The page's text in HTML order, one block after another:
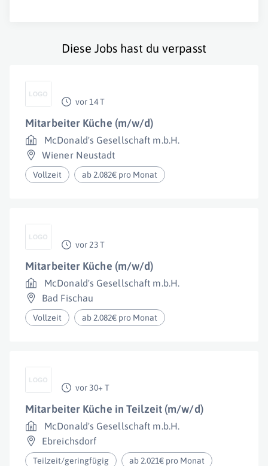
Diese Jobs hast du verpasst
vor 14 T
Mitarbeiter Küche (m/w/d)
McDonald's Gesellschaft m.b.H.
Wiener Neustadt
Vollzeit ab 2.082€ pro Monat
vor 23 T
Mitarbeiter Küche (m/w/d)
McDonald's Gesellschaft m.b.H.
Bad Fischau
Vollzeit ab 2.082€ pro Monat
vor 30+ T
Mitarbeiter Küche in Teilzeit (m/w/d)
McDonald's Gesellschaft m.b.H.
Ebreichsdorf
Teilzeit/geringfügig ab 2.021€ pro Monat